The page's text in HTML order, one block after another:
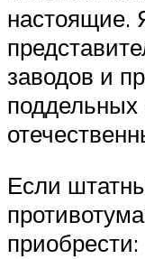
настоящие.
заводов и
Если
приобрести: